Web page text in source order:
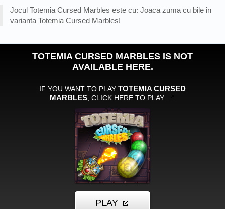
Jocul Totemia Cursed Marbles este cu: Joaca zuma cu bile in
varianta Totemia Cursed Marbles!